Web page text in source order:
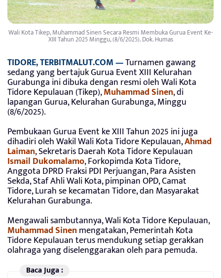
Wali Kota Tikep, Muhammad Sinen Secara Resmi Membuka Gurua Event Ke-
XIII Tahun 2025 Minggu, (8/6/2025). Dok. Humas
TIDORE, TERBITMALUT.COM —Turnamen gawang
sedang yang bertajuk Gurua Event XIII Kelurahan
Gurabunga ini dibuka dengan resmi oleh Wali Kota
Tidore Kepulauan (Tikep),Muhammad Sinen, di
lapangan Gurua, Kelurahan Gurabunga, Minggu
(8/6/2025).
Pembukaan Gurua Event ke XIII Tahun 2025 ini juga
dihadiri oleh Wakil Wali Kota Tidore Kepulauan,Ahmad
Laiman, Sekretaris Daerah Kota Tidore Kepulauan
Ismail Dukomalamo, Forkopimda Kota Tidore,
Anggota DPRD Fraksi PDI Perjuangan, Para Asisten
Sekda, Staf Ahli Wali Kota, pimpinan OPD, Camat
Tidore, Lurah se kecamatan Tidore, dan Masyarakat
Kelurahan Gurabunga.
Mengawali sambutannya, Wali Kota Tidore Kepulauan,
Muhammad Sinen mengatakan, Pemerintah Kota
Tidore Kepulauan terus mendukung setiap gerakkan
olahraga yang diselenggarakan oleh para pemuda.
Baca Juga :